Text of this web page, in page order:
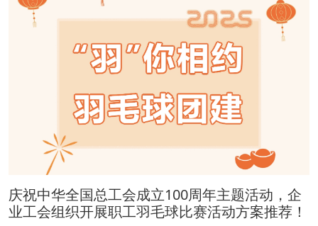
庆祝中华全国总工会成立100周年主题活动，企
业工会组织开展职工羽毛球比赛活动方案推荐！